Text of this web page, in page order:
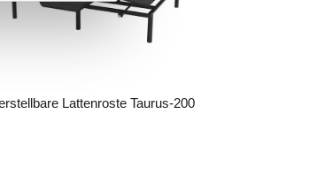
Lattenroste Taurus-200